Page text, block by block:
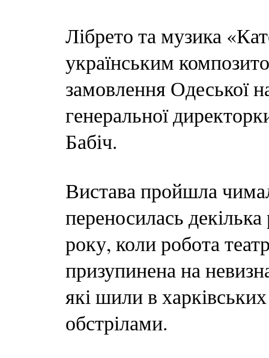
Лібрето та музика
українським
замовлення Одеської
генеральної
Бабіч.
Вистава пройшла
переносилась
року, коли робота
призупинена на
які шили в
обстрілами.